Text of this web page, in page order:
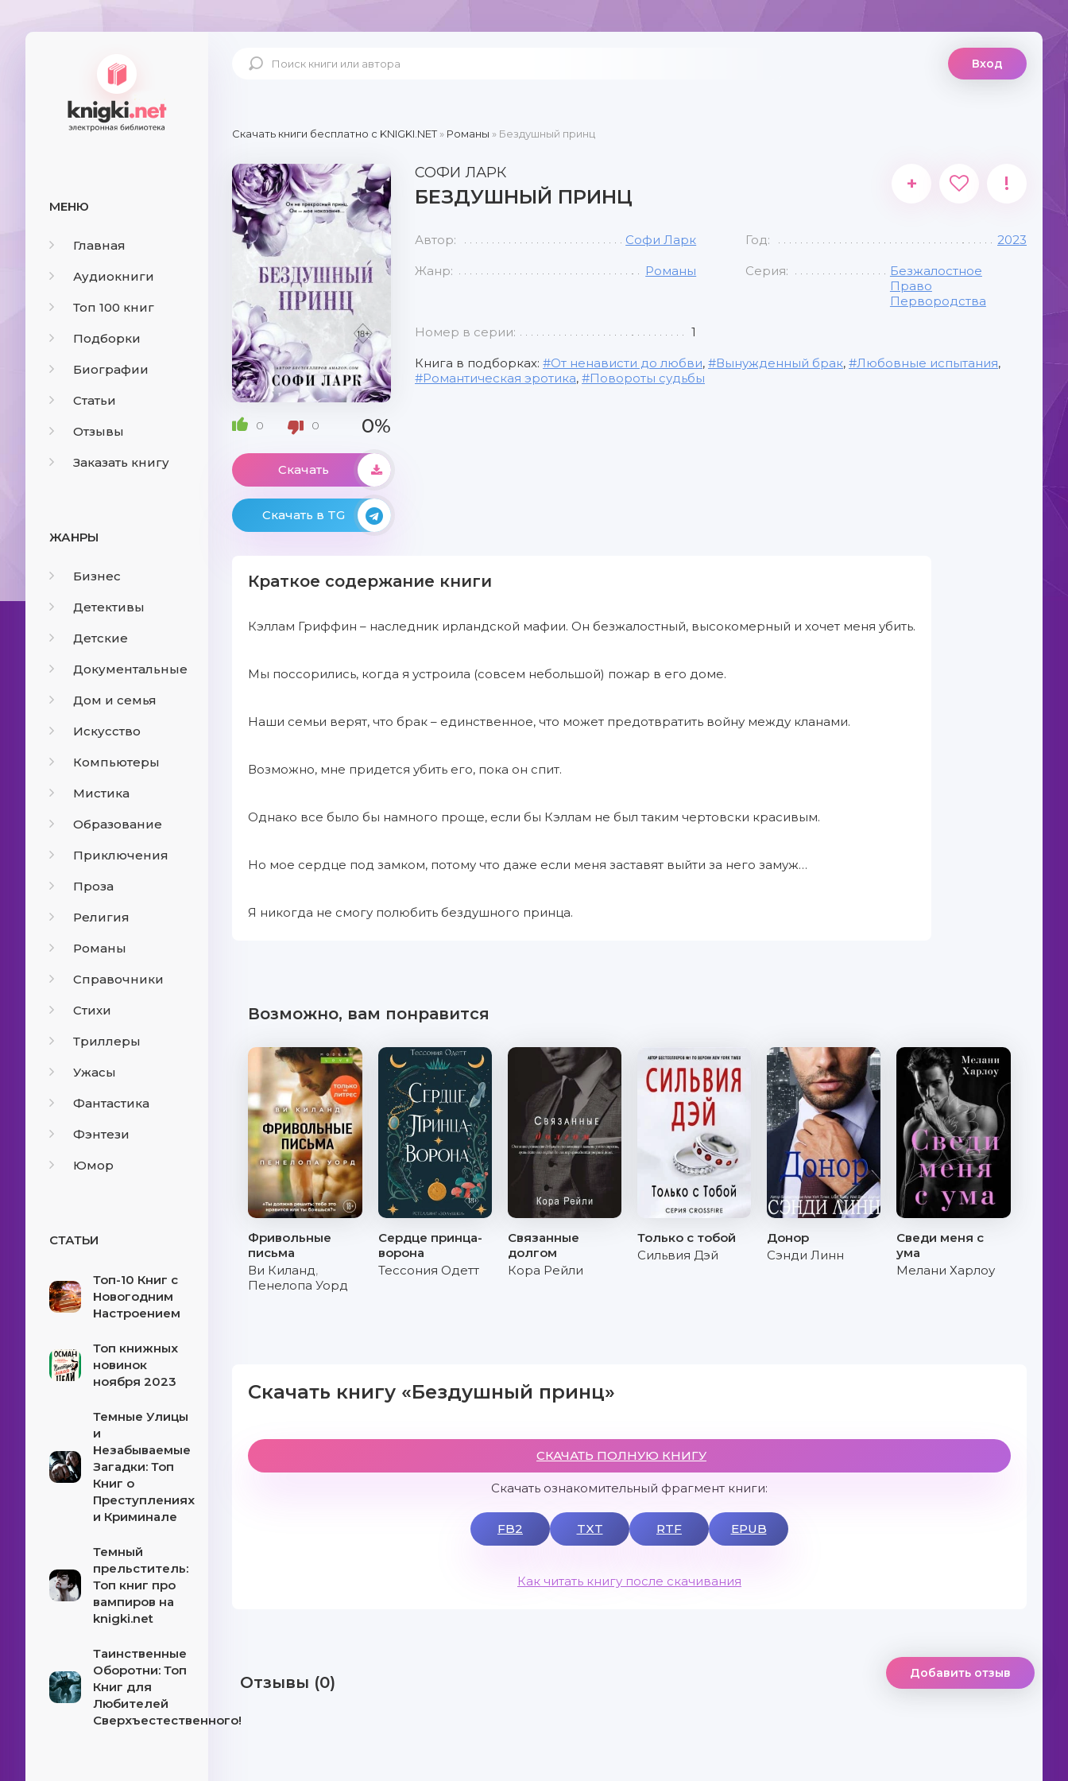
МЕНЮ
Главная
Аудиокниги
Топ 100 книг
Подборки
Биографии
Статьи
Отзывы
Заказать книгу
ЖАНРЫ
Бизнес
Детективы
Детские
Документальные
Дом и семья
Искусство
Компьютеры
Мистика
Образование
Приключения
Проза
Религия
Романы
Справочники
Стихи
Триллеры
Ужасы
Фантастика
Фэнтези
Юмор
СТАТЬИ
Топ-10 Книг с
Новогодним
Настроением
Топ книжных
новинок
ноября 2023
Темные Улицы
и
Незабываемые
Загадки: Топ
Книг о
Преступлениях
и Криминале
Темный
прельститель:
Топ книг про
вампиров на
knigki.net
Таинственные
Оборотни: Топ
Книг для
Любителей
Сверхъестественного!
Вход
Скачать книги бесплатно c KNIGKI.NET» Романы » Бездушный принц
0 0 0%
Скачать
Скачать в TG
СОФИ ЛАРК
БЕЗДУШНЫЙ ПРИНЦ
+ !
Автор: Софи Ларк Год: 2023
Жанр: Романы Серия:
Безжалостное
Право
Первородства
Номер в серии: 1
Книга в подборках: От ненависти до любви, Вынужденный брак, Любовные испытания,
Романтическая эротика, Повороты судьбы
Краткое содержание книги
Кэллам Гриффин – наследник ирландской мафии. Он безжалостный, высокомерный и хочет меня убить.
Мы поссорились, когда я устроила (совсем небольшой) пожар в его доме.
Наши семьи верят, что брак – единственное, что может предотвратить войну между кланами.
Возможно, мне придется убить его, пока он спит.
Однако все было бы намного проще, если бы Кэллам не был таким чертовски красивым.
Но мое сердце под замком, потому что даже если меня заставят выйти за него замуж…
Я никогда не смогу полюбить бездушного принца.
Возможно, вам понравится
Фривольные
письма
Ви Киланд,
Пенелопа Уорд
Сердце принца-
ворона
Тессония Одетт
Связанные
долгом
Кора Рейли
Только с тобой
Сильвия Дэй
Донор
Сэнди Линн
Сведи меня с
ума
Мелани Харлоу
Скачать книгу «Бездушный принц»
СКАЧАТЬ ПОЛНУЮ КНИГУ
Скачать ознакомительный фрагмент книги:
FB2 TXT RTF EPUB
Как читать книгу после скачивания
Отзывы (0) Добавить отзыв